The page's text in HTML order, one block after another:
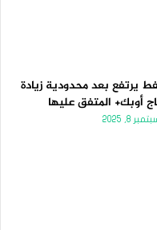
يرتفع بعد محدودية زيادة
أوبك+ المتفق عليها
8, 2025